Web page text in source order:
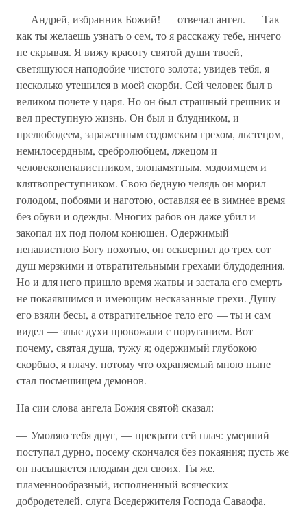
— Андрей, избранник Божий! — отвечал ангел. — Так
как ты желаешь узнать о сем, то я расскажу тебе, ничего
не скрывая. Я вижу красоту святой души твоей,
светящуюся наподобие чистого золота; увидев тебя, я
несколько утешился в моей скорби. Сей человек был в
великом почете у царя. Но он был страшный грешник и
вел преступную жизнь. Он был и блудником, и
прелюбодеем, зараженным содомским грехом, льстецом,
немилосердным, сребролюбцем, лжецом и
человеконенавистником, злопамятным, мздоимцем и
клятвопреступником. Свою бедную челядь он морил
голодом, побоями и наготою, оставляя ее в зимнее время
без обуви и одежды. Многих рабов он даже убил и
закопал их под полом конюшен. Одержимый
ненавистною Богу похотью, он осквернил до трех сот
душ мерзкими и отвратительными грехами блудодеяния.
Но и для него пришло время жатвы и застала его смерть
не покаявшимся и имеющим несказанные грехи. Душу
его взяли бесы, а отвратительное тело его — ты и сам
видел — злые духи провожали с поруганием. Вот
почему, святая душа, тужу я; одержимый глубокою
скорбью, я плачу, потому что охраняемый мною ныне
стал посмешищем демонов.
На сии слова ангела Божия святой сказал:
— Умоляю тебя друг, — прекрати сей плач: умерший
поступал дурно, посему скончался без покаяния; пусть же
он насыщается плодами дел своих. Ты же,
пламеннообразный, исполненный всяческих
добродетелей, слуга Вседержителя Господа Саваофа,